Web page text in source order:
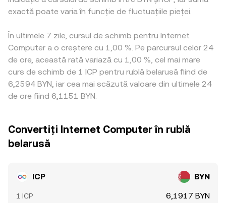
exactă poate varia în funcție de fluctuațiile pieței.
În ultimele 7 zile, cursul de schimb pentru Internet
Computer a o creștere cu 1,00 %. Pe parcursul celor 24
de ore, această rată variază cu 1,00 %, cel mai mare
curs de schimb de 1 ICP pentru rublă belarusă fiind de
6,2594 BYN, iar cea mai scăzută valoare din ultimele 24
de ore fiind 6,1151 BYN.
Convertiți Internet Computer în rublă
belarusă
ICP BYN
1 ICP 6,1917 BYN